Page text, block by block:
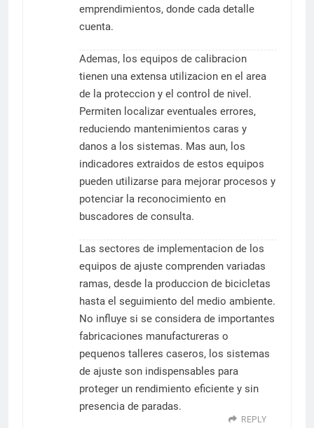
emprendimientos, donde cada detalle
cuenta.
Ademas, los equipos de calibracion
tienen una extensa utilizacion en el area
de la proteccion y el control de nivel.
Permiten localizar eventuales errores,
reduciendo mantenimientos caras y
danos a los sistemas. Mas aun, los
indicadores extraidos de estos equipos
pueden utilizarse para mejorar procesos y
potenciar la reconocimiento en
buscadores de consulta.
Las sectores de implementacion de los
equipos de ajuste comprenden variadas
ramas, desde la produccion de bicicletas
hasta el seguimiento del medio ambiente.
No influye si se considera de importantes
fabricaciones manufactureras o
pequenos talleres caseros, los sistemas
de ajuste son indispensables para
proteger un rendimiento eficiente y sin
presencia de paradas.
REPLY